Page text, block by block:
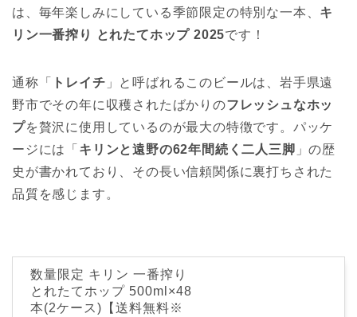
は、毎年楽しみにしている季節限定の特別な一本、 キ
リン一番搾り とれたてホップ 2025です！
通称「 トレイチ 」と呼ばれるこのビールは、岩手県遠
野市でその年に収穫されたばかりのフレッシュなホッ
プを贅沢に使用しているのが最大の特徴です。パッケ
ージには「 キリンと遠野の62年間続く二人三脚 」の歴
史が書かれており、その長い信頼関係に裏打ちされた
品質を感じます。
数量限定 キリン 一番搾り
とれたてホップ 500ml×48
本(2ケース)【送料無料※